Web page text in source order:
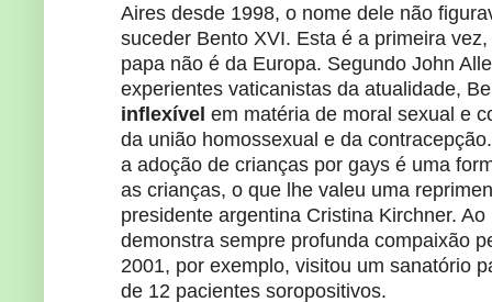
Aires desde 1998, o nome dele não
suceder Bento XVI. Esta é a primeira
papa não é da Europa. Segundo John
experientes vaticanistas da atualidade,
inflexível em matéria de moral sexual e
da união homossexual e da
a adoção de crianças por gays é uma
as crianças, o que lhe valeu uma
presidente argentina Cristina Kirchner.
demonstra sempre profunda compaixão
2001, por exemplo, visitou um sanatório
de 12 pacientes soropositivos.